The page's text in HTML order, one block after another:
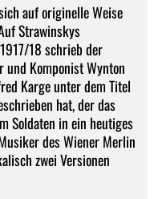
auf originelle Weise
Strawinskys
18 schrieb der
und Komponist Wynton
Karge unter dem Titel
hat, der das
Soldaten in ein heutiges
des Wiener Merlin
zwei Versionen